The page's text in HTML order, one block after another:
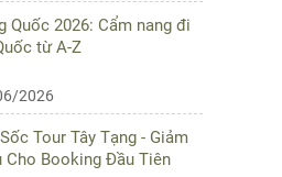
Quốc 2026: Cẩm nang đi
từ A-Z
2026
Tour Tây Tạng - Giảm
Cho Booking Đầu Tiên